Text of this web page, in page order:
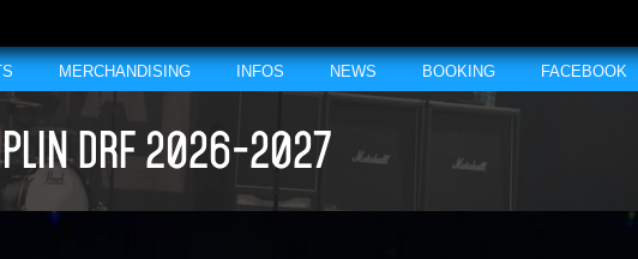
MERCHANDISING INFOS NEWS BOOKING FACEBOOK
DRF 2026-2027